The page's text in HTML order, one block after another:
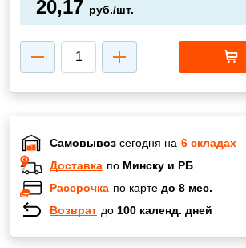
20,17 руб./шт.
Самовывоз сегодня на 6 складах
Доставка по Минску и РБ
Рассрочка по карте до 8 мес.
Возврат до 100 календ. дней